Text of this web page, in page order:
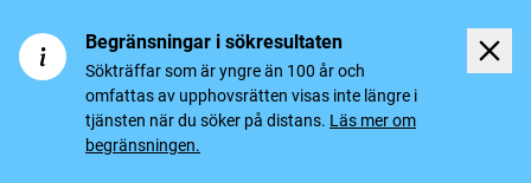
Begränsningar i sökresultaten
Sökträffar som är yngre än 100 år och
omfattas av upphovsrätten visas inte längre i
tjänsten när du söker på distans. Läs mer om
begränsningen.